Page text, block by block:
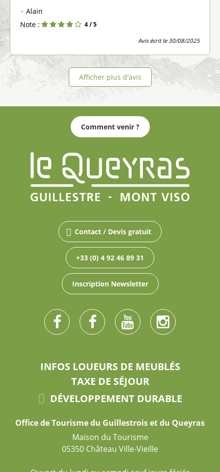
Alain
Note :
4 / 5
Avis écrit le 30/08/2025
Afficher plus d'avis
Comment venir ?
Contact / Devis gratuit
+33 (0) 4 92 46 89 31
Inscription Newsletter
INFOS LOUEURS DE MEUBLÉS
TAXE DE SÉJOUR
DÉVELOPPEMENT DURABLE
Office de Tourisme du Guillestrois et du Queyras
Maison du Tourisme
05350 Château Ville-Vieille